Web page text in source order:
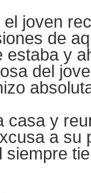
joven
de
estaba y
del
casa y
a su
siempre